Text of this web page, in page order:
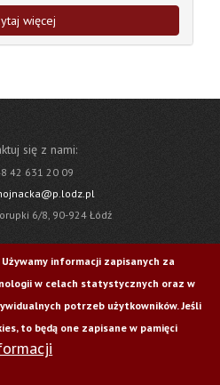
więcej
się z nami:
42 631 20 09
6/8, 90-924 Łódź
Uczelni nr 176
nas na:
informacji zapisanych za
w celach statystycznych oraz w
potrzeb użytkowników. Jeśli
to będą one zapisane w pamięci